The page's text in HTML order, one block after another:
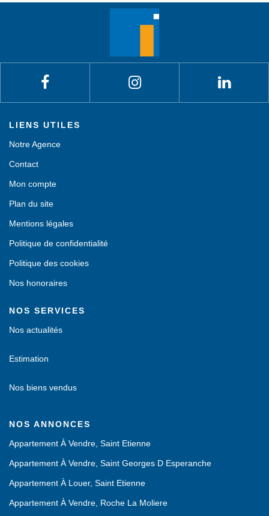
LIENS UTILES
Notre Agence
Contact
Mon compte
Plan du site
Mentions légales
Politique de confidentialité
Politique des cookies
Nos honoraires
NOS SERVICES
Nos actualités
Estimation
Nos biens vendus
NOS ANNONCES
Appartement À Vendre, Saint Etienne
Appartement À Vendre, Saint Georges D Esperanche
Appartement À Louer, Saint Etienne
Appartement À Vendre, Roche La Moliere